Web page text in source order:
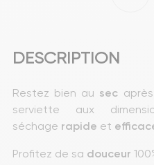
DESCRIPTION
Restez bien au sec
serviette aux
séchage rapide et
Profitez de sa douceur